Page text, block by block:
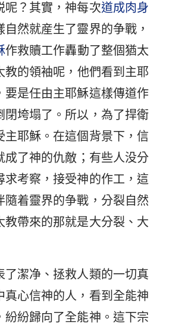
呢？其實，神每次道成肉身
然就産生了靈界的争戰，
作救贖工作轟動了整個猶太
的領袖呢，他們看到主耶
是任由主耶穌這樣傳道作
垮塌了。所以，為了捍衛
耶穌。在這個背景下，信
了神的仇敵；有些人没分
考察，接受神的作工，這
着靈界的争戰，分裂自然
帶來的那就是大分裂、大
潔净、拯救人類的一切真
心信神的人，看到全能神
紛歸向了全能神。這下宗